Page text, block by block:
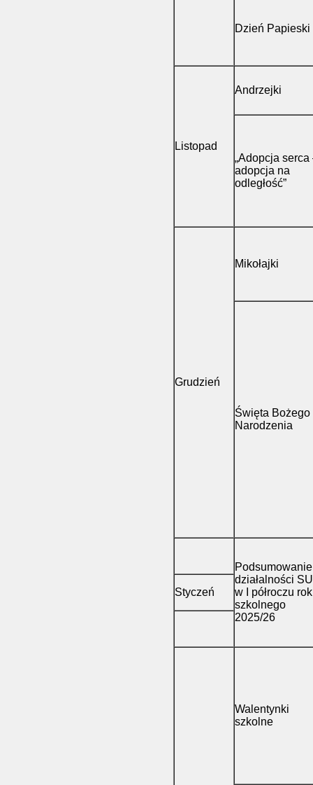
Dzień Papieski
Listopad
Andrzejki
„Adopcja serca
adopcja na
odległość”
Grudzień
Mikołajki
Święta Bożego
Narodzenia
Podsumowanie
działalności SU
w I półroczu
szkolnego
2025/26
Styczeń
Walentynki
szkolne